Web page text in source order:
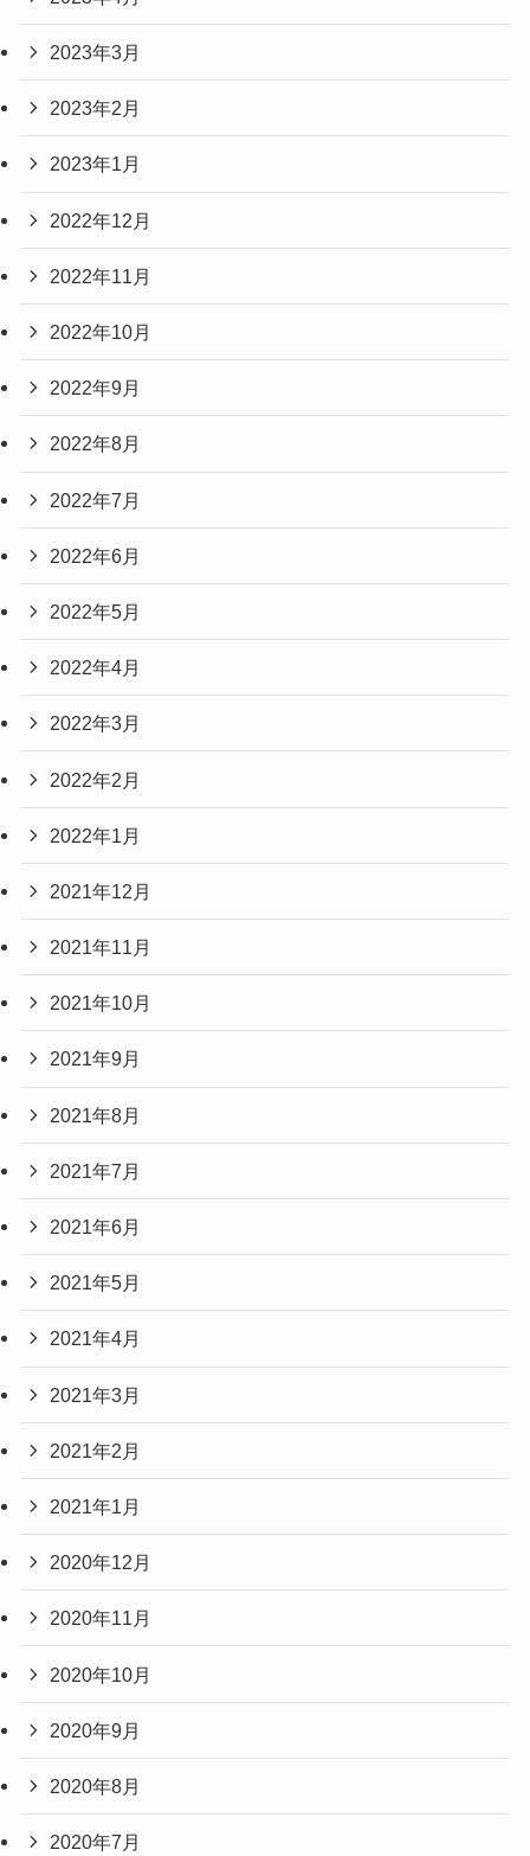
2023年3月
2023年2月
2023年1月
2022年12月
2022年11月
2022年10月
2022年9月
2022年8月
2022年7月
2022年6月
2022年5月
2022年4月
2022年3月
2022年2月
2022年1月
2021年12月
2021年11月
2021年10月
2021年9月
2021年8月
2021年7月
2021年6月
2021年5月
2021年4月
2021年3月
2021年2月
2021年1月
2020年12月
2020年11月
2020年10月
2020年9月
2020年8月
2020年7月